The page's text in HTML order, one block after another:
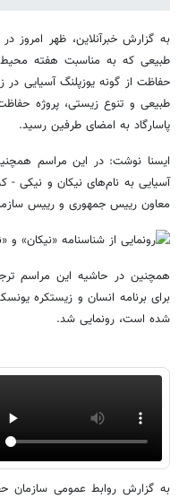
به گزارش خبرآنلاین، ظهر امروز
طبیعی که به مناسبت هفته محیط
حفاظت از گونه یوزپلنگ آسیایی
طبیعی و تنوع زیستی، پروژه
پاسارگاد به امضای طرفین رسید.
ایسنا نوشت: در این مراسم
آسیایی به نام‌های نیکان و نیکی -
معاون رییس جمهوری و رییس
همچنین در حاشیه این مراسم
برای برنامه انسان و زیستکره
شده است، رونمایی شد.
به گزارش روابط عمومی سازمان